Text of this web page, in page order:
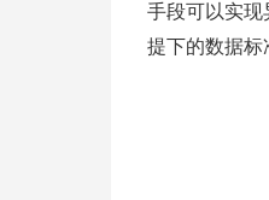
手段可以实现
提下的数据标